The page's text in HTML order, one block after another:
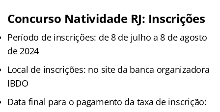
Concurso Natividade RJ: Inscrições
Período de inscrições: de 8 de julho a 8 de agosto
de 2024
Local de inscrições: no site da banca organizadora
IBDO
Data final para o pagamento da taxa de inscrição: